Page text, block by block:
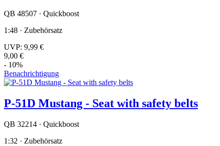
QB 48507 · Quickboost
1:48 · Zubehörsatz
UVP: 9,99 €
9,00 €
- 10%
Benachrichtigung
P-51D Mustang - Seat with safety belts
QB 32214 · Quickboost
1:32 · Zubehörsatz